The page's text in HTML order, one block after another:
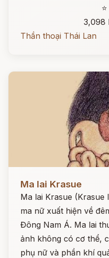
3,098
Thần thoại Thái Lan
Ma lai Krasue
Ma lai Krasue (Krasue
ma nữ xuất hiện về
Đông Nam Á. Ma lai
ảnh không có cơ thể,
phụ nữ và phần khí